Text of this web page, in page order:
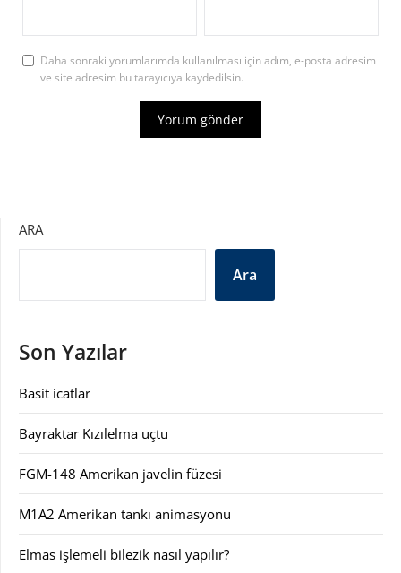
Daha sonraki yorumlarımda kullanılması için adım, e-posta adresim
ve site adresim bu tarayıcıya kaydedilsin.
ARA
Ara
Son Yazılar
Basit icatlar
Bayraktar Kızılelma uçtu
FGM-148 Amerikan javelin füzesi
M1A2 Amerikan tankı animasyonu
Elmas işlemeli bilezik nasıl yapılır?